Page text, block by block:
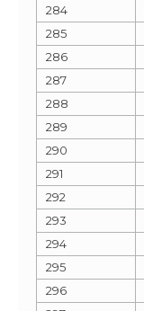
284
285
286
287
288
289
290
291
292
293
294
295
296